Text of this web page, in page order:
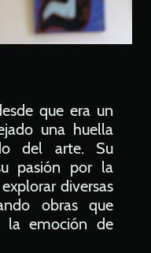
que era un
una huella
del arte. Su
pasión por la
diversas
obras que
la emoción de